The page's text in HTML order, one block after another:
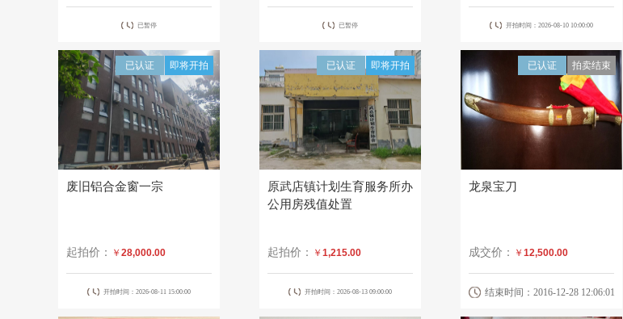
已暂停 已暂停 开拍时间：2026-08-10 10:00:00
即将开拍
已认证
废旧铝合金窗一宗
起拍价： ￥ 28,000.00
开拍时间：2026-08-11 15:00:00
即将开拍
已认证
原武店镇计划生育服务所办
公用房残值处置
起拍价： ￥ 1,215.00
开拍时间：2026-08-13 09:00:00
拍卖结束
已认证
龙泉宝刀
成交价： ￥ 12,500.00
结束时间：2016-12-28 12:06:01